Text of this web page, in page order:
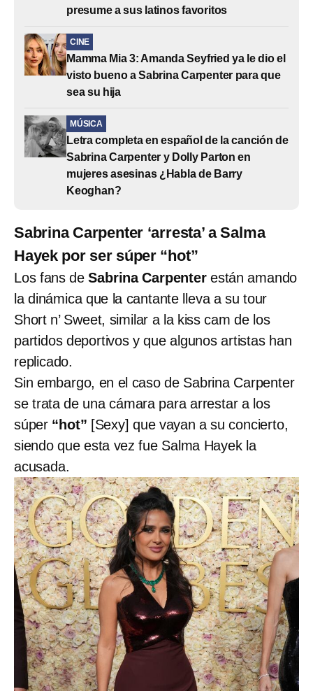
presume a sus latinos favoritos
CINE
Mamma Mia 3: Amanda Seyfried ya le dio el
visto bueno a Sabrina Carpenter para que
sea su hija
MÚSICA
Letra completa en español de la canción de
Sabrina Carpenter y Dolly Parton en
mujeres asesinas ¿Habla de Barry
Keoghan?
Sabrina Carpenter ‘arresta’ a Salma
Hayek por ser súper “hot”
Los fans deSabrina Carpenterestán amando
la dinámica que la cantante lleva a su tour
Short n’ Sweet, similar a la kiss cam de los
partidos deportivos y que algunos artistas han
replicado.
Sin embargo, en el caso de Sabrina Carpenter
se trata de una cámara para arrestar a los
súper “hot” [Sexy] que vayan a su concierto,
siendo que esta vez fue Salma Hayek la
acusada.